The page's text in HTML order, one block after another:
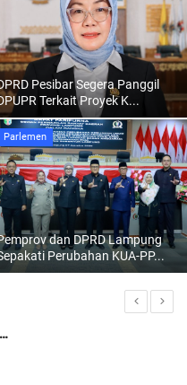
Pesibar Segera Panggil
Terkait Proyek K...
Parlemen
dan DPRD Lampung
Perubahan KUA-PP...
Polres Tulangbawang Semprotan 15 Ribu Liter Desinfektan